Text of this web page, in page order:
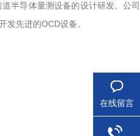
半导体量测设备的设计研发。公
发先进的OCD设备。
在线留言